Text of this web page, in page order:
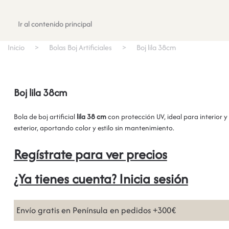
Ir al contenido principal
Inicio Bolas Boj Artificiales Boj lila 38cm
Boj lila 38cm
Bola de boj artificial lila 38 cmcon protección UV, ideal para interior y
exterior, aportando color y estilo sin mantenimiento.
Regístrate para ver precios
¿Ya tienes cuenta? Inicia sesión
Envío gratis en Península en pedidos +300€